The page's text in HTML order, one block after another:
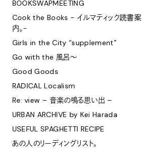
BOOKSWAPMEETING
Cook the Books - イルマティック読書案
内。-
Girls in the City “supplement”
Go with the 風呂〜
Good Goods
RADICAL Localism
Re: view – 音楽の鳴る思い出 –
URBAN ARCHIVE by Kei Harada
USEFUL SPAGHETTI RECIPE
あの人のリーディングリスト。